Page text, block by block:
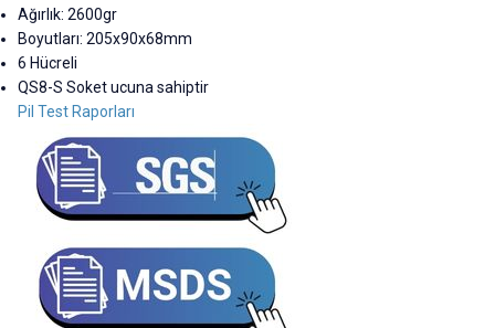
Ağırlık: 2600gr
Boyutları: 205x90x68mm
6 Hücreli
QS8-S Soket ucuna sahiptir
Pil Test Raporları